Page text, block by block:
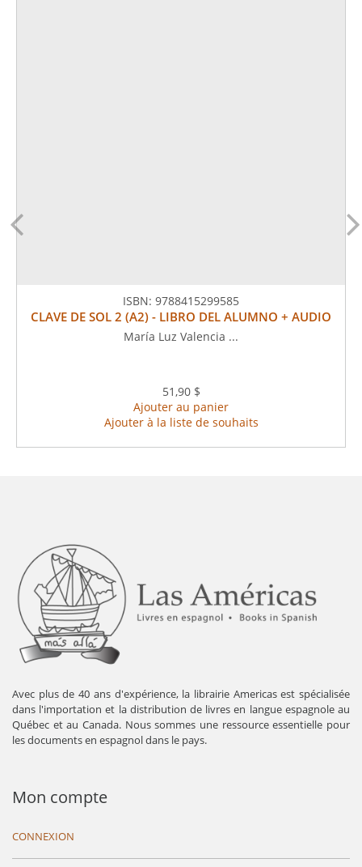
ISBN: 9788415299585
CLAVE DE SOL 2 (A2) - LIBRO DEL ALUMNO + AUDIO
María Luz Valencia ...
51,90 $
Ajouter au panier
Ajouter à la liste de souhaits
Avec plus de 40 ans d'expérience, la librairie Americas est spécialisée
dans l'importation et la distribution de livres en langue espagnole au
Québec et au Canada. Nous sommes une ressource essentielle pour
les documents en espagnol dans le pays.
Mon compte
CONNEXION